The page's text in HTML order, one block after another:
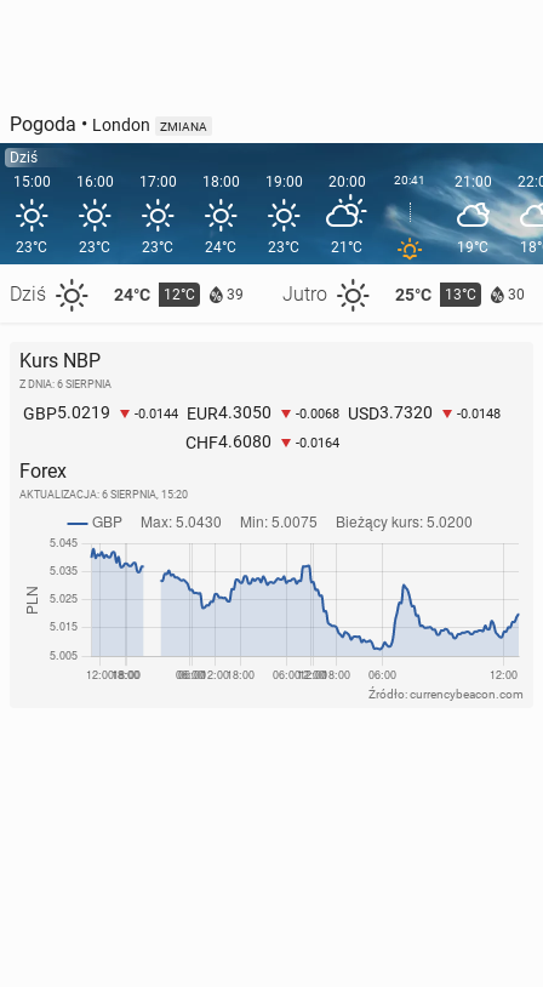
Pogoda • London ZMIANA
Dziś
15:00
23°C
Dziś 24°C 12°C 39 Jutro 25°C 13°C 30
16:00
23°C
17:00
23°C
18:00
24°C
19:00
23°C
20:00
21°C
20:41 21:00
19°C
Kurs NBP
Z DNIA: 6 SIERPNIA
GBP5.0219 -0.0144 EUR4.3050 -0.0068 USD3.7320 -0.0148
CHF4.6080 -0.0164
Forex
AKTUALIZACJA: 6 SIERPNIA, 15:20
Źródło: currencybeacon.com